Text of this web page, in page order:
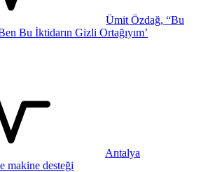
Ümit Özdağ, “Bu
Bu İktidarın Gizli Ortağıyım’
Antalya
makine desteği